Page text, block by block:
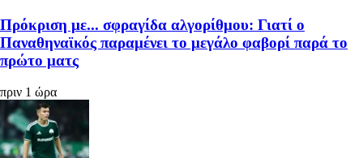
Πρόκριση με... σφραγίδα αλγορίθμου: Γιατί ο
Παναθηναϊκός παραμένει το μεγάλο φαβορί παρά το
πρώτο ματς
πριν 1 ώρα